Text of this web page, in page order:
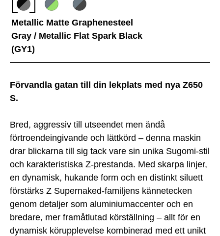
Förvandla gatan till din lekplats med nya Z650
S.
Bred, aggressiv till utseendet men ändå
förtroendeingivande och lättkörd – denna maskin
drar blickarna till sig tack vare sin unika Sugomi-stil
och karakteristiska Z-prestanda. Med skarpa linjer,
en dynamisk, hukande form och en distinkt siluett
förstärks Z Supernaked-familjens kännetecken
genom detaljer som aluminiumaccenter och en
bredare, mer framåtlutad körställning – allt för en
dynamisk körupplevelse kombinerad med ett unikt
Metallic Matte Graphenesteel
Gray / Metallic Flat Spark Black
(GY1)